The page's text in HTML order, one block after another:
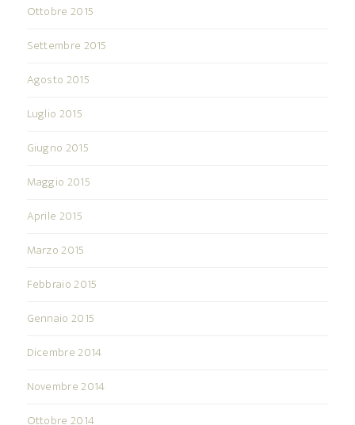
Ottobre 2015
Settembre 2015
Agosto 2015
Luglio 2015
Giugno 2015
Maggio 2015
Aprile 2015
Marzo 2015
Febbraio 2015
Gennaio 2015
Dicembre 2014
Novembre 2014
Ottobre 2014